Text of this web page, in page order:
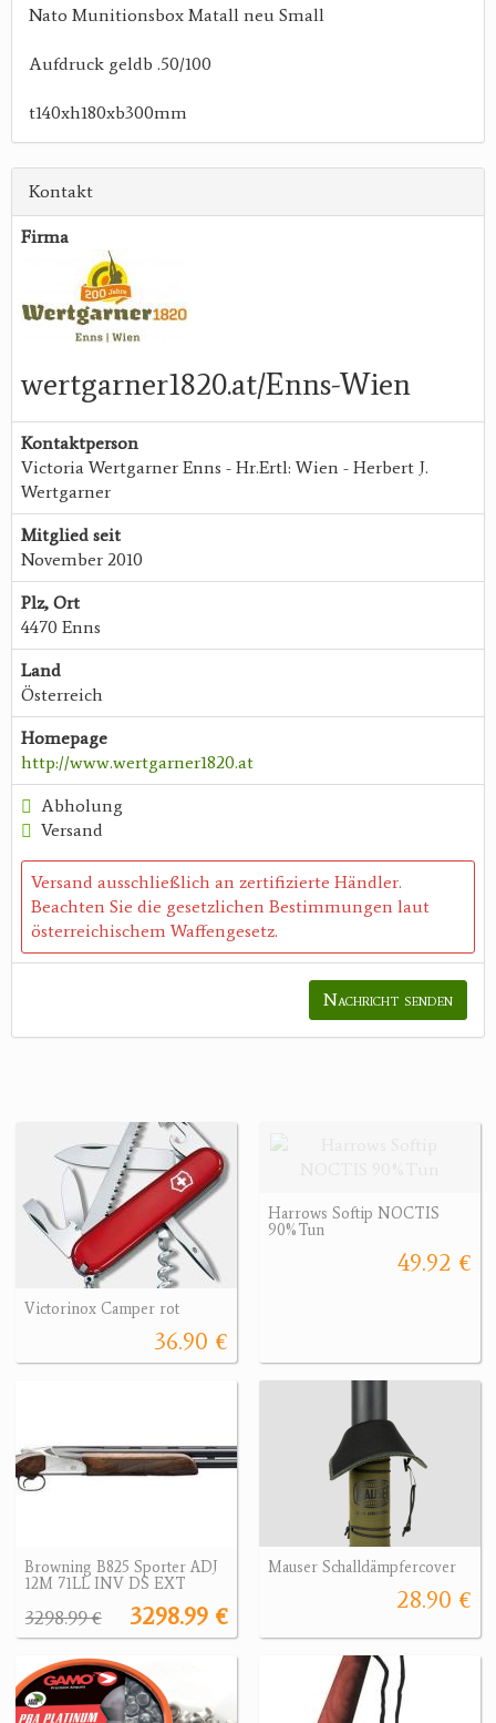
Nato Munitionsbox Matall neu Small
Aufdruck geldb .50/100
t140xh180xb300mm
Kontakt
Firma
wertgarner1820.at/Enns-Wien
Kontaktperson
Victoria Wertgarner Enns - Hr.Ertl: Wien - Herbert J.
Wertgarner
Mitglied seit
November 2010
Plz, Ort
4470 Enns
Land
Österreich
Homepage
http://www.wertgarner1820.at
Abholung
Versand
Versand ausschließlich an zertifizierte Händler.
Beachten Sie die gesetzlichen Bestimmungen laut
österreichischem Waffengesetz.
Nachricht senden
Victorinox Camper rot
36.90 €
Harrows Softip NOCTIS
90%Tun
49.92 €
Browning B825 Sporter ADJ
12M 71LL INV DS EXT
3298.99 €
3298.99 €
Mauser Schalldämpfercover
28.90 €